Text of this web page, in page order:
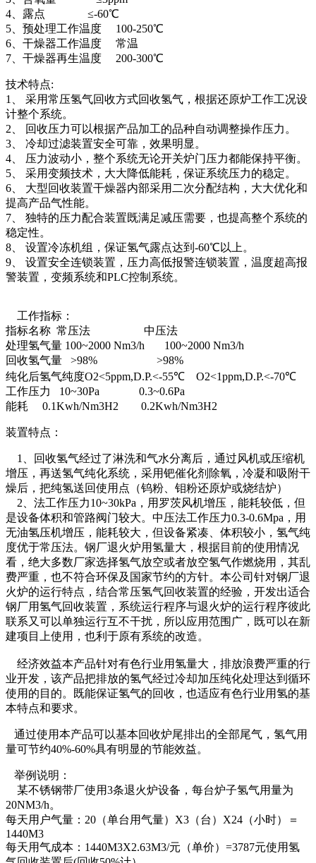
4、露点 ≤-60℃
5、预处理工作温度 100-250℃
6、干燥器工作温度 常温
7、干燥器再生温度 200-300℃
技术特点:
1、 采用常压氢气回收方式回收氢气，根据还原炉工作工况设
计整个系统。
2、 回收压力可以根据产品加工的品种自动调整操作压力。
3、 冷却过滤装置安全可靠，效果明显。
4、 压力波动小，整个系统无论开关炉门压力都能保持平衡。
5、 采用变频技术，大大降低能耗，保证系统压力的稳定。
6、 大型回收装置干燥器内部采用二次分配结构，大大优化和
提高产品气性能。
7、 独特的压力配合装置既满足减压需要，也提高整个系统的
稳定性。
8、 设置冷冻机组，保证氢气露点达到-60℃以上。
9、 设置安全连锁装置，压力高低报警连锁装置，温度超高报
警装置，变频系统和PLC控制系统。
工作指标：
指标名称 常压法 中压法
处理氢气量 100~2000 Nm3/h 100~2000 Nm3/h
回收氢气量 >98% >98%
纯化后氢气纯度O2<5ppm,D.P.<-55℃ O2<1ppm,D.P.<-70℃
工作压力 10~30Pa 0.3~0.6Pa
能耗 0.1Kwh/Nm3H2 0.2Kwh/Nm3H2
装置特点：
1、回收氢气经过了淋洗和气水分离后，通过风机或压缩机
增压，再送氢气纯化系统，采用钯催化剂除氧，冷凝和吸附干
燥后，把纯氢送回使用点（钨粉、钼粉还原炉或烧结炉）
2、法工作压力10~30kPa，用罗茨风机增压，能耗较低，但
是设备体积和管路阀门较大。中压法工作压力0.3-0.6Mpa，用
无油氢压机增压，能耗较大，但设备紧凑、体积较小，氢气纯
度优于常压法。钢厂退火炉用氢量大，根据目前的使用情况
看，绝大多数厂家选择氢气放空或者放空氢气作燃烧用，其乱
费严重，也不符合环保及国家节约的方针。本公司针对钢厂退
火炉的运行特点，结合常压氢气回收装置的经验，开发出适合
钢厂用氢气回收装置，系统运行程序与退火炉的运行程序彼此
联系又可以单独运行互不干扰，所以应用范围广，既可以在新
建项目上使用，也利于原有系统的改造。
经济效益本产品针对有色行业用氢量大，排放浪费严重的行
业开发，该产品把排放的氢气经过冷却加压纯化处理达到循环
使用的目的。既能保证氢气的回收，也适应有色行业用氢的基
本特点和要求。
通过使用本产品可以基本回收炉尾排出的全部尾气，氢气用
量可节约40%-60%具有明显的节能效益。
举例说明：
某不锈钢带厂使用3条退火炉设备，每台炉子氢气用量为
20NM3/h。
每天用户气量：20（单台用气量）X3（台）X24（小时）＝
1440M3
每天用气成本：1440M3X2.63M3/元（单价）=3787元使用氢